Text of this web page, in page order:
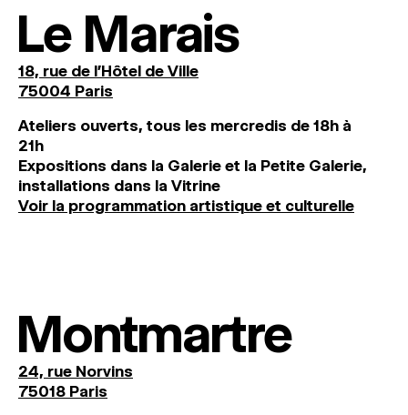
Le Marais
18, rue de l'Hôtel de Ville
75004 Paris
Ateliers ouverts, tous les mercredis de 18h à
21h
Expositions dans la Galerie et la Petite Galerie,
installations dans la Vitrine
Voir la programmation artistique et culturelle
Montmartre
24, rue Norvins
75018 Paris